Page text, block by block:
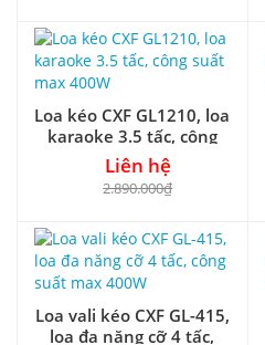
Loa kéo CXF GL1210, loa
karaoke 3.5 tấc, công
suất max 400W
Liên hệ
2.890.000₫
Loa vali kéo CXF GL-415,
loa đa năng cỡ 4 tấc,